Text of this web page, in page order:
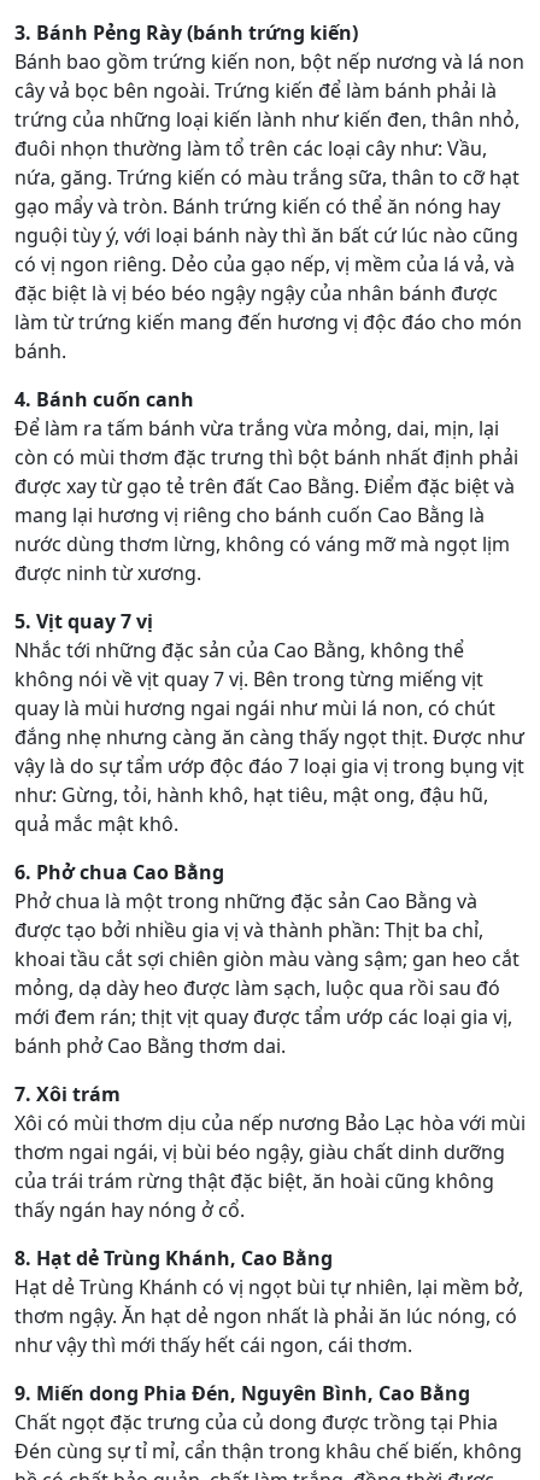
3. Bánh Pẻng Rày (bánh trứng kiến)
Bánh bao gồm trứng kiến non, bột nếp nương và lá non
cây vả bọc bên ngoài. Trứng kiến để làm bánh phải là
trứng của những loại kiến lành như kiến đen, thân nhỏ,
đuôi nhọn thường làm tổ trên các loại cây như: Vầu,
nứa, găng. Trứng kiến có màu trắng sữa, thân to cỡ hạt
gạo mẩy và tròn. Bánh trứng kiến có thể ăn nóng hay
nguội tùy ý, với loại bánh này thì ăn bất cứ lúc nào cũng
có vị ngon riêng. Dẻo của gạo nếp, vị mềm của lá vả, và
đặc biệt là vị béo béo ngậy ngậy của nhân bánh được
làm từ trứng kiến mang đến hương vị độc đáo cho món
bánh.
4. Bánh cuốn canh
Để làm ra tấm bánh vừa trắng vừa mỏng, dai, mịn, lại
còn có mùi thơm đặc trưng thì bột bánh nhất định phải
được xay từ gạo tẻ trên đất Cao Bằng. Điểm đặc biệt và
mang lại hương vị riêng cho bánh cuốn Cao Bằng là
nước dùng thơm lừng, không có váng mỡ mà ngọt lịm
được ninh từ xương.
5. Vịt quay 7 vị
Nhắc tới những đặc sản của Cao Bằng, không thể
không nói về vịt quay 7 vị. Bên trong từng miếng vịt
quay là mùi hương ngai ngái như mùi lá non, có chút
đắng nhẹ nhưng càng ăn càng thấy ngọt thịt. Được như
vậy là do sự tẩm ướp độc đáo 7 loại gia vị trong bụng vịt
như: Gừng, tỏi, hành khô, hạt tiêu, mật ong, đậu hũ,
quả mắc mật khô.
6. Phở chua Cao Bằng
Phở chua là một trong những đặc sản Cao Bằng và
được tạo bởi nhiều gia vị và thành phần: Thịt ba chỉ,
khoai tầu cắt sợi chiên giòn màu vàng sậm; gan heo cắt
mỏng, dạ dày heo được làm sạch, luộc qua rồi sau đó
mới đem rán; thịt vịt quay được tẩm ướp các loại gia vị,
bánh phở Cao Bằng thơm dai.
7. Xôi trám
Xôi có mùi thơm dịu của nếp nương Bảo Lạc hòa với mùi
thơm ngai ngái, vị bùi béo ngậy, giàu chất dinh dưỡng
của trái trám rừng thật đặc biệt, ăn hoài cũng không
thấy ngán hay nóng ở cổ.
8. Hạt dẻ Trùng Khánh, Cao Bằng
Hạt dẻ Trùng Khánh có vị ngọt bùi tự nhiên, lại mềm bở,
thơm ngậy. Ăn hạt dẻ ngon nhất là phải ăn lúc nóng, có
như vậy thì mới thấy hết cái ngon, cái thơm.
9. Miến dong Phia Đén, Nguyên Bình, Cao Bằng
Chất ngọt đặc trưng của củ dong được trồng tại Phia
Đén cùng sự tỉ mỉ, cẩn thận trong khâu chế biến, không